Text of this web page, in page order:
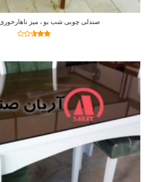
صندلی چوبی شب بو ، میز
اطلاعات بیشتر